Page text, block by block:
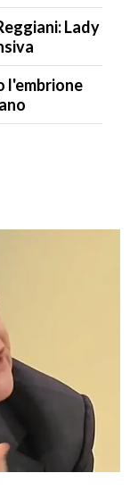
Lady
l'embrione